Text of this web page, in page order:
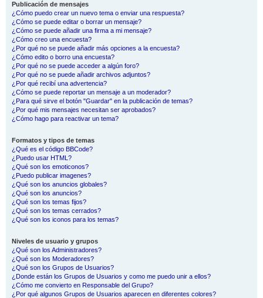
Publicación de mensajes
¿Cómo puedo crear un nuevo tema o enviar una respuesta?
¿Cómo se puede editar o borrar un mensaje?
¿Cómo se puede añadir una firma a mi mensaje?
¿Cómo creo una encuesta?
¿Por qué no se puede añadir más opciones a la encuesta?
¿Cómo edito o borro una encuesta?
¿Por qué no se puede acceder a algún foro?
¿Por qué no se puede añadir archivos adjuntos?
¿Por qué recibí una advertencia?
¿Cómo se puede reportar un mensaje a un moderador?
¿Para qué sirve el botón "Guardar" en la publicación de temas?
¿Por qué mis mensajes necesitan ser aprobados?
¿Cómo hago para reactivar un tema?
Formatos y tipos de temas
¿Qué es el código BBCode?
¿Puedo usar HTML?
¿Qué son los emoticonos?
¿Puedo publicar imagenes?
¿Qué son los anuncios globales?
¿Qué son los anuncios?
¿Qué son los temas fijos?
¿Qué son los temas cerrados?
¿Qué son los iconos para los temas?
Niveles de usuario y grupos
¿Qué son los Administradores?
¿Qué son los Moderadores?
¿Qué son los Grupos de Usuarios?
¿Donde están los Grupos de Usuarios y como me puedo unir a ellos?
¿Cómo me convierto en Responsable del Grupo?
¿Por qué algunos Grupos de Usuarios aparecen en diferentes colores?